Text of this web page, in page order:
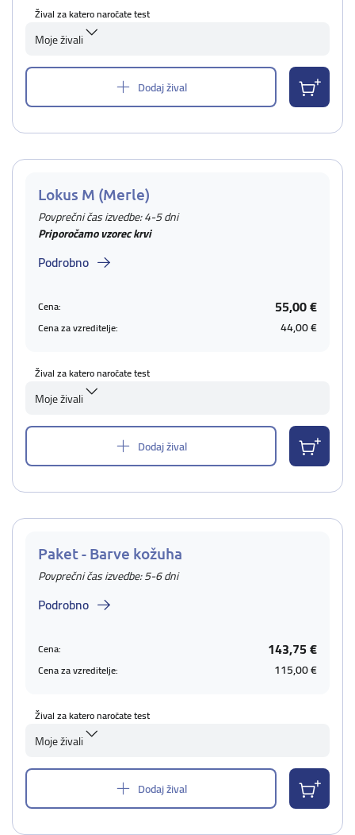
Žival za katero naročate test
Moje živali
Dodaj žival
Lokus M (Merle)
Povprečni čas izvedbe: 4-5 dni
Priporočamo vzorec krvi
Podrobno
Cena: 55,00 €
Cena za vzreditelje: 44,00 €
Žival za katero naročate test
Moje živali
Dodaj žival
Paket - Barve kožuha
Povprečni čas izvedbe: 5-6 dni
Podrobno
Cena: 143,75 €
Cena za vzreditelje: 115,00 €
Žival za katero naročate test
Moje živali
Dodaj žival